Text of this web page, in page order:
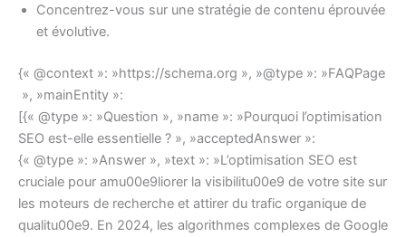
Concentrez-vous sur une stratégie de contenu éprouvée
et évolutive.
{« @context »: »https://schema.org », »@type »: »FAQPage
», »mainEntity »:
[{« @type »: »Question », »name »: »Pourquoi l’optimisation
SEO est-elle essentielle ? », »acceptedAnswer »:
{« @type »: »Answer », »text »: »L’optimisation SEO est
cruciale pour amu00e9liorer la visibilitu00e9 de votre site sur
les moteurs de recherche et attirer du trafic organique de
qualitu00e9. En 2024, les algorithmes complexes de Google